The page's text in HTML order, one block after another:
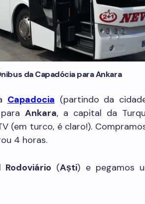
da Capadócia para Ankara
Capadocia (partindo da
Ankara, a capital da
(em turco, é claro!).
4 horas.
Rodoviário (Aṣti) e pegamos